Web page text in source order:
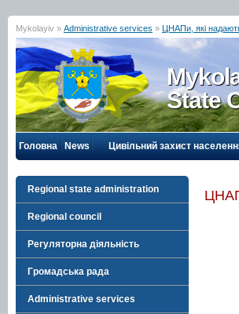
Mykolayiv » Administrative services » ЦНАПи, які
State
Головна News Цивільний захист
Regional state administration
Regional council
Регуляторна діяльність
Громадська рада
Administrative services